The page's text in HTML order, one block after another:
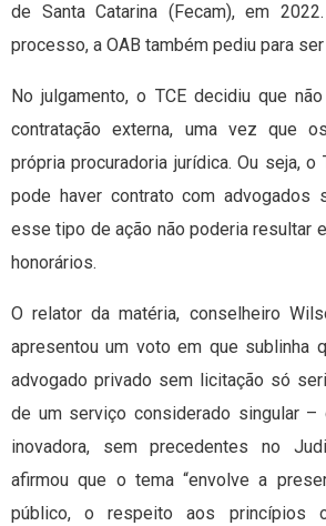
de Santa Catarina (Fecam), em
processo, a OAB também pediu para
No julgamento, o TCE decidiu que
contratação externa, uma vez que
própria procuradoria jurídica. Ou seja, o
pode haver contrato com advogados
esse tipo de ação não poderia resultar
honorários.
O relator da matéria, conselheiro
apresentou um voto em que sublinha
advogado privado sem licitação só
de um serviço considerado singular –
inovadora, sem precedentes no
afirmou que o tema “envolve a
público, o respeito aos princípios